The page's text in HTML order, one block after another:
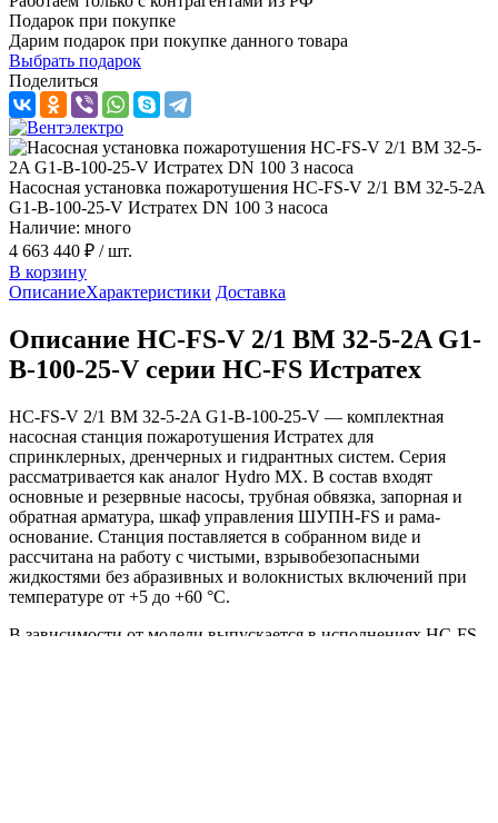
Подарок при покупке
Дарим подарок при покупке данного товара
Выбрать подарок
Поделиться
Насосная установка пожаротушения HC-FS-V 2/1 BM 32-5-2A
G1-B-100-25-V Истратех DN 100 3 насоса
Наличие: много
4 663 440 ₽ / шт.
В корзину
ОписаниеХарактеристики Доставка
Описание HC-FS-V 2/1 BM 32-5-2A G1-
B-100-25-V серии HC-FS Истратех
HC-FS-V 2/1 BM 32-5-2A G1-B-100-25-V — комплектная
насосная станция пожаротушения Истратех для
спринклерных, дренчерных и гидрантных систем. Серия
рассматривается как аналог Hydro MX. В состав входят
основные и резервные насосы, трубная обвязка, запорная и
обратная арматура, шкаф управления ШУПН-FS и рама-
основание. Станция поставляется в собранном виде и
рассчитана на работу с чистыми, взрывобезопасными
жидкостями без абразивных и волокнистых включений при
температуре от +5 до +60 °С.
В зависимости от модели выпускается в исполнениях HC-FS-